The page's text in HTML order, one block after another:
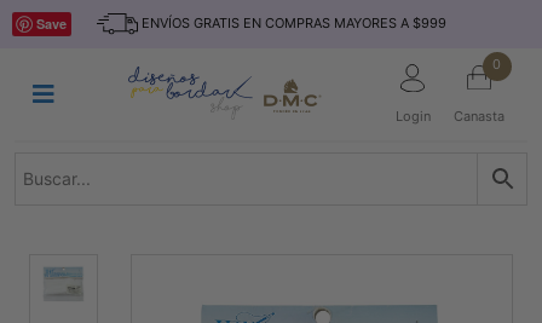
Saltar
ENVÍOS GRATIS EN COMPRAS MAYORES A $999
Login
0
Canasta
INICIO
TEJIDO
Save